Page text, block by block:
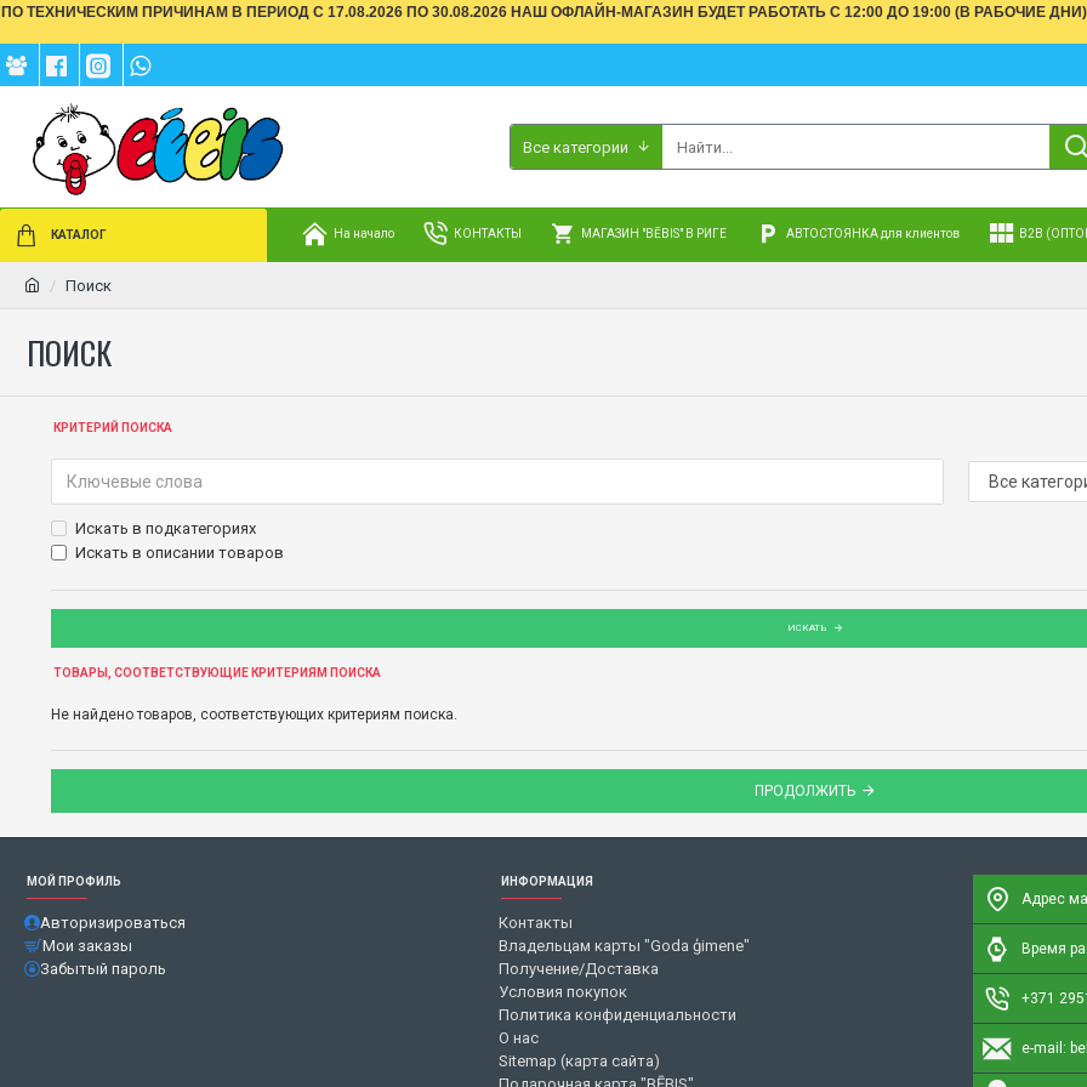
ПО ТЕХНИЧЕСКИМ ПРИЧИНАМ В ПЕРИОД С 17.08.2026 ПО 30.08.2026 НАШ ОФЛАЙН-МАГАЗИН БУДЕТ РАБОТАТЬ С 12:00 ДО 19:00 (В РАБОЧИЕ
Все категории
КАТАЛОГ На начало КОНТАКТЫ МАГАЗИН "BĒBIS" В РИГЕ АВТОСТОЯНКА для клиентов B2B
Поиск
ПОИСК
КРИТЕРИЙ ПОИСКА
Искать в подкатегориях
Искать в описании товаров
ИСКАТЬ
ТОВАРЫ, СООТВЕТСТВУЮЩИЕ КРИТЕРИЯМ ПОИСКА
Не найдено товаров, соответствующих критериям поиска.
ПРОДОЛЖИТЬ
МОЙ ПРОФИЛЬ
Авторизироваться
Мои заказы
Забытый пароль
ИНФОРМАЦИЯ
Контакты
Владельцам карты "Goda ģimene"
Получение/Доставка
Условия покупок
Политика конфиденциальности
О нас
Sitemap (карта сайта)
Адрес
Время
+371
e-mail: